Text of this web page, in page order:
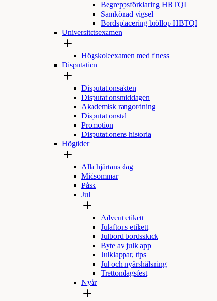
Begreppsförklaring HBTQI
Samkönad vigsel
Bordsplacering bröllop HBTQI
Universitetsexamen
Högskoleexamen med finess
Disputation
Disputationsakten
Disputationsmiddagen
Akademisk rangordning
Disputationstal
Promotion
Disputationens historia
Högtider
Alla hjärtans dag
Midsommar
Påsk
Jul
Advent etikett
Julaftons etikett
Julbord bordsskick
Byte av julklapp
Julklappar, tips
Jul och nyårshälsning
Trettondagsfest
Nyår